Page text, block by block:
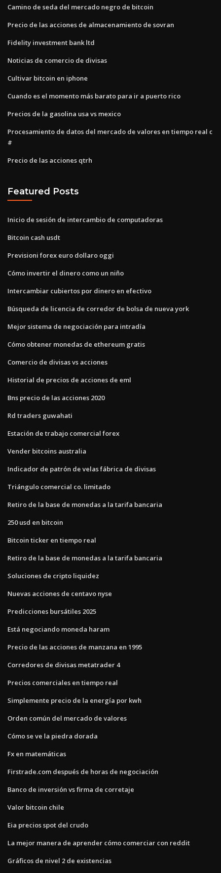
Camino de seda del mercado negro de bitcoin
Precio de las acciones de almacenamiento de sovran
Fidelity investment bank ltd
Noticias de comercio de divisas
Cultivar bitcoin en iphone
Cuando es el momento más barato para ir a puerto rico
Precios de la gasolina usa vs mexico
Procesamiento de datos del mercado de valores en tiempo real c
#
Precio de las acciones qtrh
Featured Posts
Inicio de sesión de intercambio de computadoras
Bitcoin cash usdt
Previsioni forex euro dollaro oggi
Cómo invertir el dinero como un niño
Intercambiar cubiertos por dinero en efectivo
Búsqueda de licencia de corredor de bolsa de nueva york
Mejor sistema de negociación para intradía
Cómo obtener monedas de ethereum gratis
Comercio de divisas vs acciones
Historial de precios de acciones de eml
Bns precio de las acciones 2020
Rd traders guwahati
Estación de trabajo comercial forex
Vender bitcoins australia
Indicador de patrón de velas fábrica de divisas
Triángulo comercial co. limitado
Retiro de la base de monedas a la tarifa bancaria
250 usd en bitcoin
Bitcoin ticker en tiempo real
Retiro de la base de monedas a la tarifa bancaria
Soluciones de cripto liquidez
Nuevas acciones de centavo nyse
Predicciones bursátiles 2025
Está negociando moneda haram
Precio de las acciones de manzana en 1995
Corredores de divisas metatrader 4
Precios comerciales en tiempo real
Simplemente precio de la energía por kwh
Orden común del mercado de valores
Cómo se ve la piedra dorada
Fx en matemáticas
Firstrade.com después de horas de negociación
Banco de inversión vs firma de corretaje
Valor bitcoin chile
Eia precios spot del crudo
La mejor manera de aprender cómo comerciar con reddit
Gráficos de nivel 2 de existencias